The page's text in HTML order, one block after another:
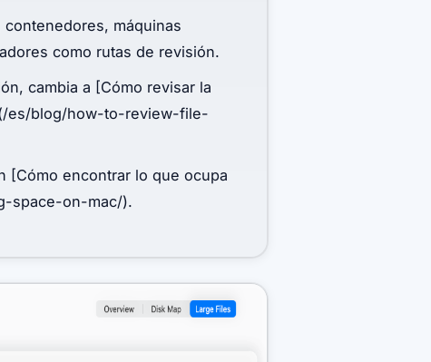
máquinas
como rutas de revisión.
cambia a [Cómo revisar la
es/blog/how-to-review-file-
[Cómo encontrar lo que ocupa
space-on-mac/).